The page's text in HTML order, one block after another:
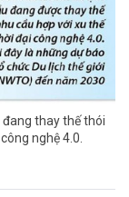
thay thế thói
nghệ 4.0.